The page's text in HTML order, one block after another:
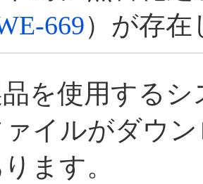
669）が存在
を使用する
イルがダウ
ます。